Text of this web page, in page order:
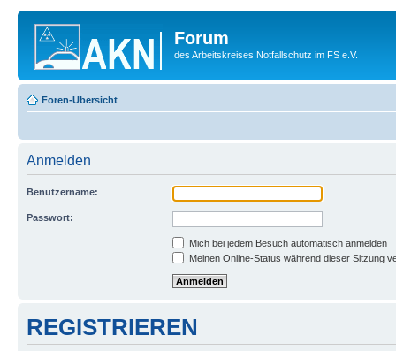
Forum
des Arbeitskreises Notfallschutz im FS e.V.
Foren-Übersicht
Anmelden
Benutzername:
Passwort:
Mich bei jedem Besuch automatisch anmelden
Meinen Online-Status während dieser Sitzung
REGISTRIEREN